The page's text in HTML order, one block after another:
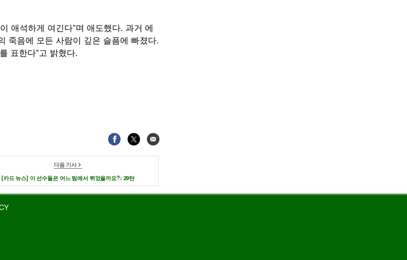
애석하게 여긴다”며 애도했다. 과거 에
죽음에 모든 사람이 깊은 슬픔에 빠졌다.
표한다”고 밝혔다.
다음 기사
[카드 뉴스] 이 선수들은 어느 팀에서 뛰었을까요?: 29탄